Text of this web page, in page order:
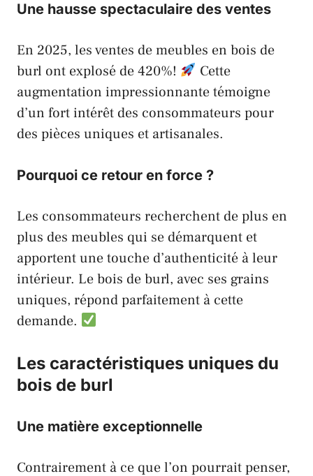
Une hausse spectaculaire des ventes
En 2025, les ventes de meubles en bois de
burl ont explosé de 420%!
Cette
augmentation impressionnante témoigne
d’un fort intérêt des consommateurs pour
des pièces uniques et artisanales.
Pourquoi ce retour en force ?
Les consommateurs recherchent de plus en
plus des meubles qui se démarquent et
apportent une touche d’authenticité à leur
intérieur. Le bois de burl, avec ses grains
uniques, répond parfaitement à cette
demande.
Les caractéristiques uniques du
bois de burl
Une matière exceptionnelle
Contrairement à ce que l’on pourrait penser,